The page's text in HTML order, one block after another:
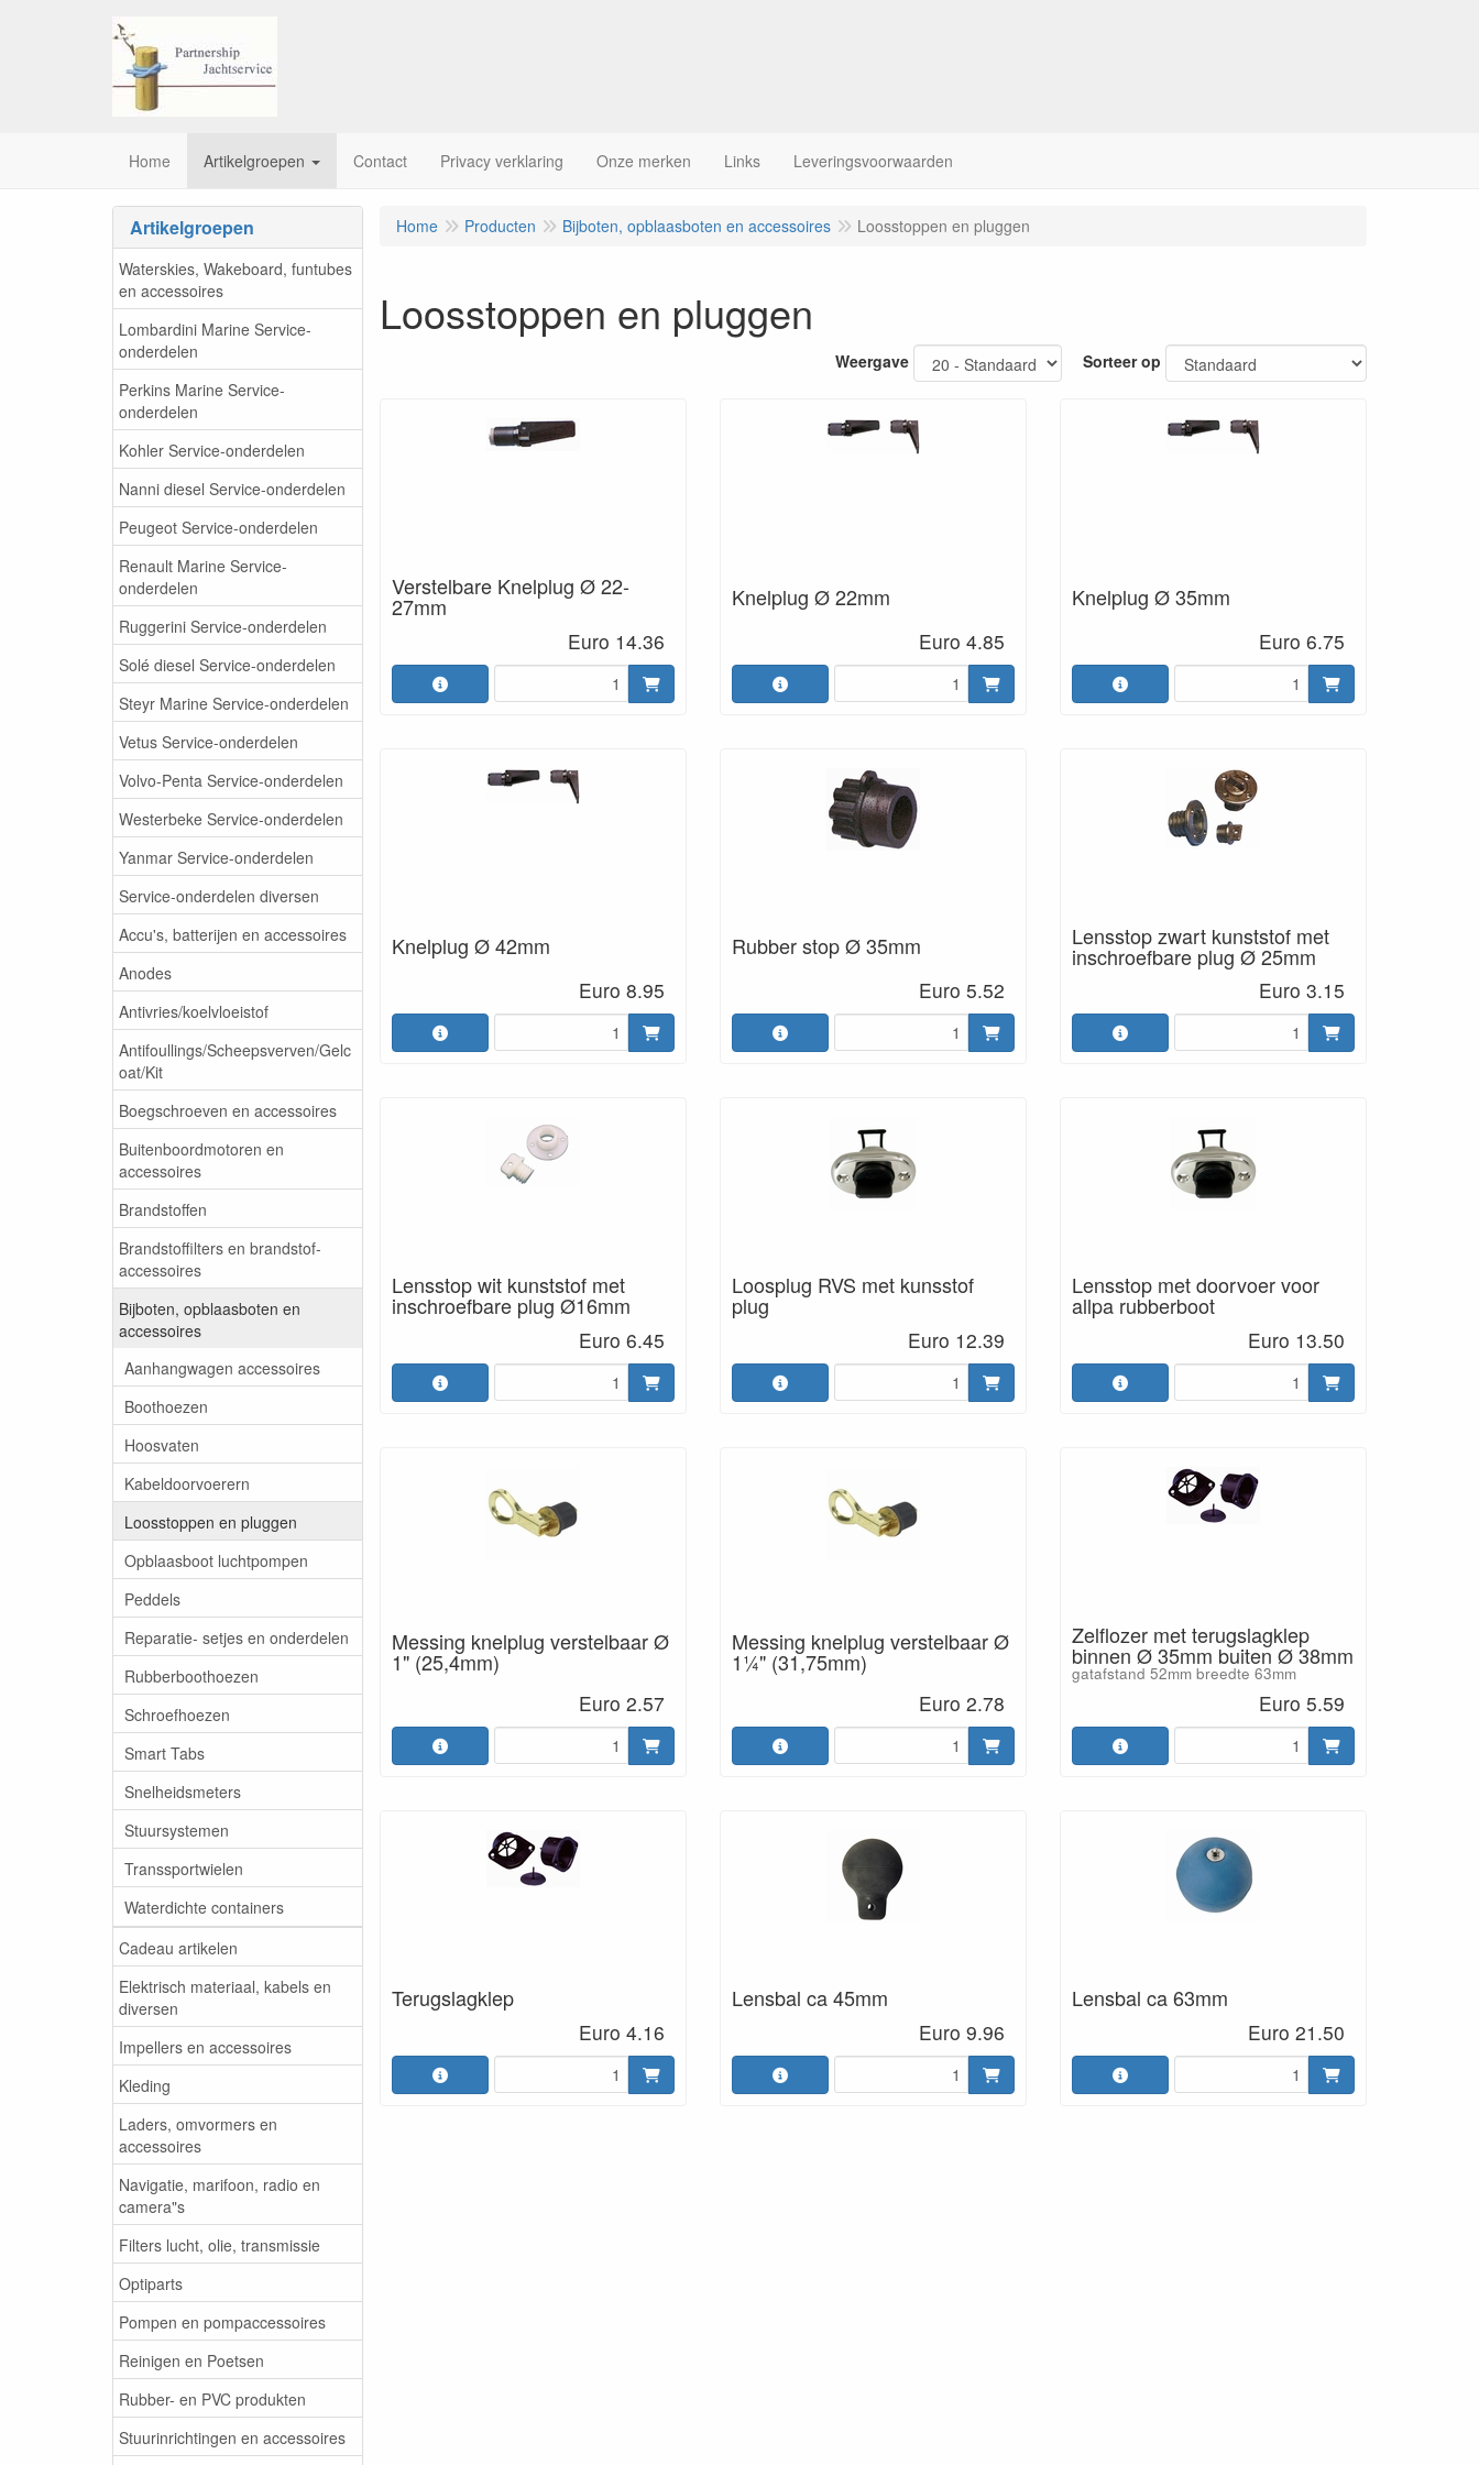
Home Artikelgroepen Contact Privacy verklaring Onze merken Links Leveringsvoorwaarden
Artikelgroepen
Waterskies, Wakeboard, funtubes
en accessoires
Lombardini Marine Service-
onderdelen
Perkins Marine Service-
onderdelen
Kohler Service-onderdelen
Nanni diesel Service-onderdelen
Peugeot Service-onderdelen
Renault Marine Service-
onderdelen
Ruggerini Service-onderdelen
Solé diesel Service-onderdelen
Steyr Marine Service-onderdelen
Vetus Service-onderdelen
Volvo-Penta Service-onderdelen
Westerbeke Service-onderdelen
Yanmar Service-onderdelen
Service-onderdelen diversen
Accu's, batterijen en accessoires
Anodes
Antivries/koelvloeistof
Antifoullings/Scheepsverven/Gelc
oat/Kit
Boegschroeven en accessoires
Buitenboordmotoren en
accessoires
Brandstoffen
Brandstoffilters en brandstof-
accessoires
Bijboten, opblaasboten en
accessoires
Aanhangwagen accessoires
Boothoezen
Hoosvaten
Kabeldoorvoerern
Loosstoppen en pluggen
Opblaasboot luchtpompen
Peddels
Reparatie- setjes en onderdelen
Rubberboothoezen
Schroefhoezen
Smart Tabs
Snelheidsmeters
Stuursystemen
Transsportwielen
Waterdichte containers
Cadeau artikelen
Elektrisch materiaal, kabels en
diversen
Impellers en accessoires
Kleding
Laders, omvormers en
accessoires
Navigatie, marifoon, radio en
camera"s
Filters lucht, olie, transmissie
Optiparts
Pompen en pompaccessoires
Reinigen en Poetsen
Rubber- en PVC produkten
Stuurinrichtingen en accessoires
Home Producten Bijboten, opblaasboten en accessoires Loosstoppen en pluggen
Loosstoppen en pluggen
Weergave Sorteer op
Verstelbare Knelplug Ø 22-
27mm
Euro 14.36
Knelplug Ø 22mm
Euro 4.85
Knelplug Ø 35mm
Euro 6.75
Knelplug Ø 42mm
Euro 8.95
Rubber stop Ø 35mm
Euro 5.52
Lensstop zwart kunststof met
inschroefbare plug Ø 25mm
Euro 3.15
Lensstop wit kunststof met
inschroefbare plug Ø16mm
Euro 6.45
Loosplug RVS met kunsstof
plug
Euro 12.39
Lensstop met doorvoer voor
allpa rubberboot
Euro 13.50
Messing knelplug verstelbaar Ø
1" (25,4mm)
Euro 2.57
Messing knelplug verstelbaar Ø
1¼" (31,75mm)
Euro 2.78
Zelflozer met terugslagklep
binnen Ø 35mm buiten Ø 38mm
gatafstand 52mm breedte 63mm
Euro 5.59
Terugslagklep
Euro 4.16
Lensbal ca 45mm
Euro 9.96
Lensbal ca 63mm
Euro 21.50